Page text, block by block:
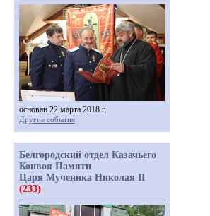
основан 22 марта 2018 г.
Другие события
Белгородский отдел Казачьего
Конвоя Памяти
Царя Мученика Николая II
(233)